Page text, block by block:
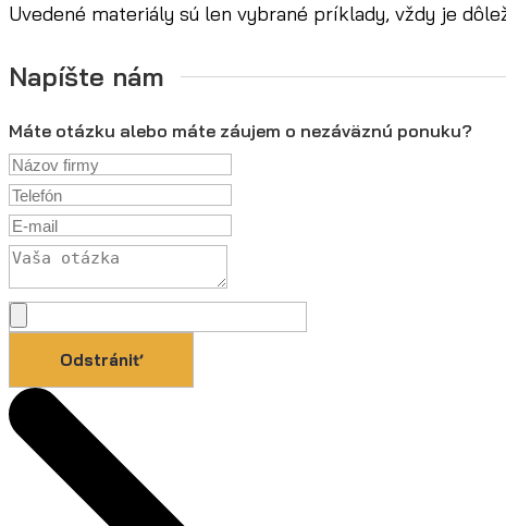
Uvedené materiály sú len vybrané príklady, vždy je
Napíšte nám
Máte otázku alebo máte záujem o nezáväznú ponuku?
Odstrániť